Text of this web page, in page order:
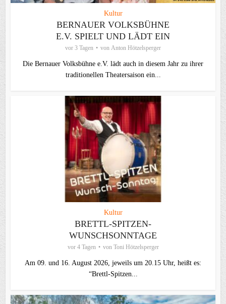
Kultur
BERNAUER VOLKSBÜHNE
E.V. SPIELT UND LÄDT EIN
vor 3 Tagen von Anton Hötzelsperger
Die Bernauer Volksbühne e.V. lädt auch in diesem Jahr zu ihrer
traditionellen Theater­saison ein...
Kultur
BRETTL-SPITZEN-
WUNSCHSONNTAGE
vor 4 Tagen von Toni Hötzelsperger
Am 09. und 16. August 2026, jeweils um 20.15 Uhr, heißt es:
“Brettl-Spitzen...